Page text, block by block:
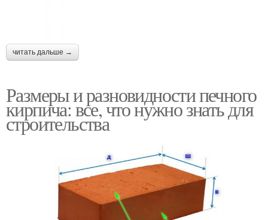
читать дальше →
Размеры и разновидности печного
кирпича: все, что нужно знать для
строительства